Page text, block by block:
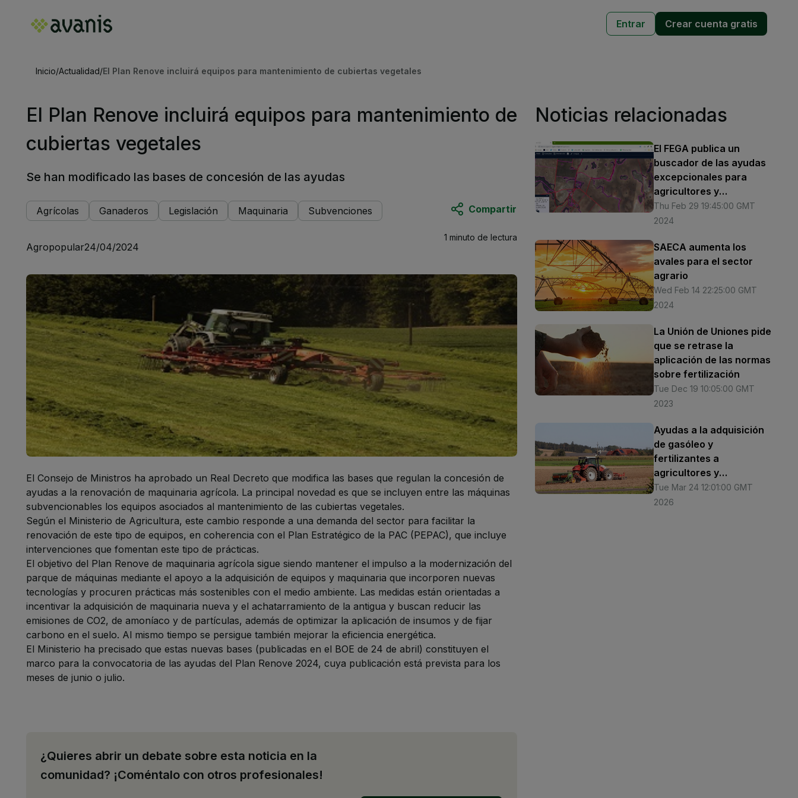
Entrar Crear cuenta gratis
Inicio/Actualidad/El Plan Renove incluirá equipos para mantenimiento de cubiertas vegetales
El Plan Renove incluirá equipos para mantenimiento de
cubiertas vegetales
Se han modificado las bases de concesión de las ayudas
Agrícolas Ganaderos Legislación Maquinaria Subvenciones Compartir
Agropopular24/04/2024
1 minuto de lectura
El Consejo de Ministros ha aprobado un Real Decreto que modifica las bases que regulan la concesión de
ayudas a la renovación de maquinaria agrícola. La principal novedad es que se incluyen entre las máquinas
subvencionables los equipos asociados al mantenimiento de las cubiertas vegetales.
Según el Ministerio de Agricultura, este cambio responde a una demanda del sector para facilitar la
renovación de este tipo de equipos, en coherencia con el Plan Estratégico de la PAC (PEPAC), que incluye
intervenciones que fomentan este tipo de prácticas.
El objetivo del Plan Renove de maquinaria agrícola sigue siendo mantener el impulso a la modernización del
parque de máquinas mediante el apoyo a la adquisición de equipos y maquinaria que incorporen nuevas
tecnologías y procuren prácticas más sostenibles con el medio ambiente. Las medidas están orientadas a
incentivar la adquisición de maquinaria nueva y el achatarramiento de la antigua y buscan reducir las
emisiones de CO2, de amoníaco y de partículas, además de optimizar la aplicación de insumos y de fijar
carbono en el suelo. Al mismo tiempo se persigue también mejorar la eficiencia energética.
El Ministerio ha precisado que estas nuevas bases (publicadas en el BOE de 24 de abril) constituyen el
marco para la convocatoria de las ayudas del Plan Renove 2024, cuya publicación está prevista para los
meses de junio o julio.
¿Quieres abrir un debate sobre esta noticia en la
comunidad? ¡Coméntalo con otros profesionales!
Noticias relacionadas
El FEGA publica un
buscador de las ayudas
excepcionales para
agricultores y
ganaderos por provincia
y comunidad autónoma
Thu Feb 29 19:45:00 GMT
2024
SAECA aumenta los
avales para el sector
agrario
Wed Feb 14 22:25:00 GMT
2024
La Unión de Uniones pide
que se retrase la
aplicación de las normas
sobre fertilización
Tue Dec 19 10:05:00 GMT
2023
Ayudas a la adquisición
de gasóleo y
fertilizantes a
agricultores y
ganaderos
Tue Mar 24 12:01:00 GMT
2026